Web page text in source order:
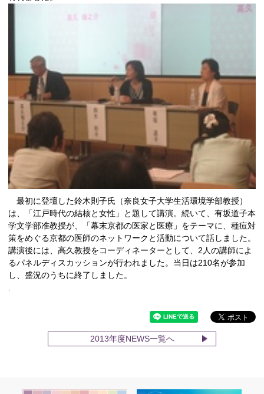
最初に登壇した鈴木則子氏（奈良女子大学生活環境学部教授）
は、「江戸時代の結核と女性」と題して講演。続いて、有坂道子本
学文学部准教授が、「幕末京都の医家と医療」をテーマに、種痘対
策をめぐる京都の医師のネットワークと活動について話しました。
講演後には、高久教授をコーディネーターとして、2人の講師によ
るパネルディスカッションが行われました。当日は210名が参加
し、盛況のうちに終了しました。
2013年度NEWS一覧へ